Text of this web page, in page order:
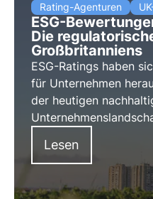
Rating-Agenturen
ESG-
Die
Großbritanniens
ESG-Ratings haben
für Unternehmen
der heutigen
und Vorschriften
Vereinigte Königreich
nach dem Brexit.
Lesen